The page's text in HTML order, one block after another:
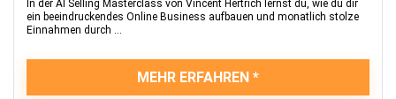
In der AI Selling Masterclass von Vincent Hertrich lernst du, wie du dir
ein beeindruckendes Online Business aufbauen und monatlich stolze
Einnahmen durch ...
MEHR ERFAHREN